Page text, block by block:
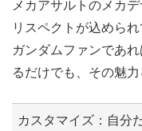
メカアサルトのメカ
リスペクトが込めら
ガンダムファンであ
るだけでも、その魅
カスタマイズ：自分